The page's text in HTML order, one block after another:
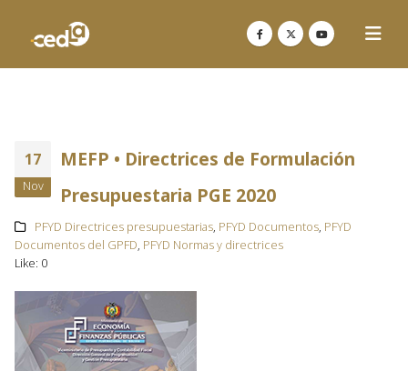
17
Nov
MEFP • Directrices de Formulación
Presupuestaria PGE 2020
PFYD Directrices presupuestarias, PFYD Documentos, PFYD
Documentos del GPFD, PFYD Normas y directrices
Like: 0